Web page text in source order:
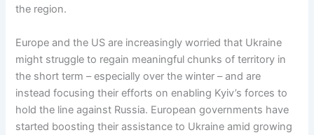
the region.
Europe and the US are increasingly worried that Ukraine
might struggle to regain meaningful chunks of territory in
the short term – especially over the winter – and are
instead focusing their efforts on enabling Kyiv’s forces to
hold the line against Russia. European governments have
started boosting their assistance to Ukraine amid growing